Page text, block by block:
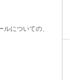
についての、